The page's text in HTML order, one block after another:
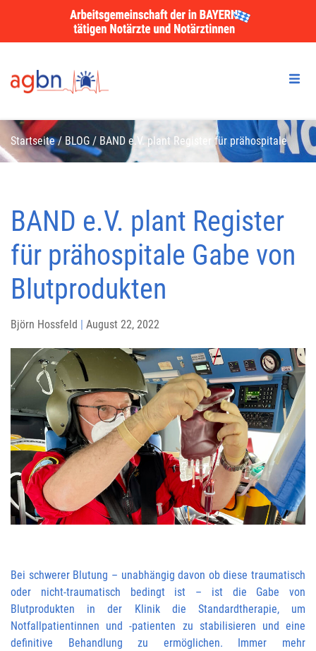
Startseite/BLOG / BAND e.V. plant Register für prähospitale
BAND e.V. plant Register
für prähospitale Gabe von
Blutprodukten
Björn Hossfeld | August 22, 2022
Bei schwerer Blutung – unabhängig davon ob diese traumatisch
oder nicht-traumatisch bedingt ist – ist die Gabe von
Blutprodukten in der Klinik die Standardtherapie, um
Notfallpatientinnen und -patienten zu stabilisieren und eine
definitive Behandlung zu ermöglichen. Immer mehr